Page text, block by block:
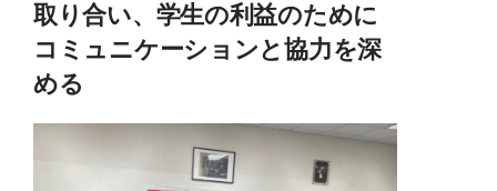
取り合い、学生の利益のために
コミュニケーションと協力を深
める